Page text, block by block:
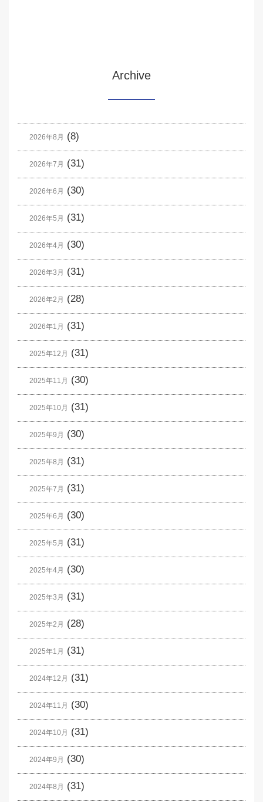
Archive
2026年8月 (8)
2026年7月 (31)
2026年6月 (30)
2026年5月 (31)
2026年4月 (30)
2026年3月 (31)
2026年2月 (28)
2026年1月 (31)
2025年12月 (31)
2025年11月 (30)
2025年10月 (31)
2025年9月 (30)
2025年8月 (31)
2025年7月 (31)
2025年6月 (30)
2025年5月 (31)
2025年4月 (30)
2025年3月 (31)
2025年2月 (28)
2025年1月 (31)
2024年12月 (31)
2024年11月 (30)
2024年10月 (31)
2024年9月 (30)
2024年8月 (31)